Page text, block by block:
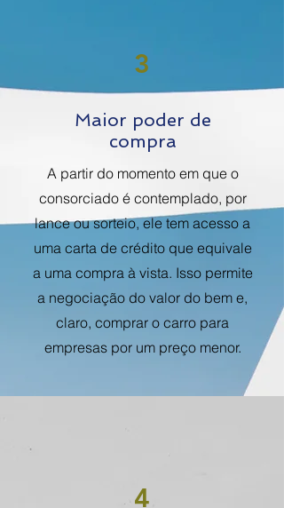
3
Maior poder de
compra
A partir do momento em que o
consorciado é contemplado, por
lance ou sorteio, ele tem acesso a
uma carta de crédito que equivale
a uma compra à vista. Isso permite
a negociação do valor do bem e,
claro, comprar o carro para
empresas por um preço menor.
4